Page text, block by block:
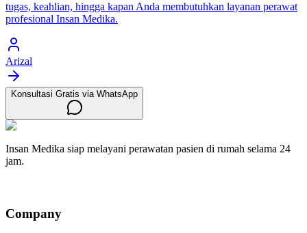
tugas, keahlian, hingga kapan Anda membutuhkan layanan perawat
profesional Insan Medika.
Arizal
Konsultasi Gratis via WhatsApp
Insan Medika siap melayani perawatan pasien di rumah selama 24
jam.
Company